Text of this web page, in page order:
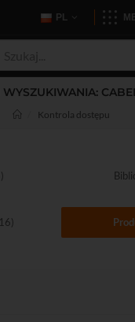
PL
Kontrola dostępu